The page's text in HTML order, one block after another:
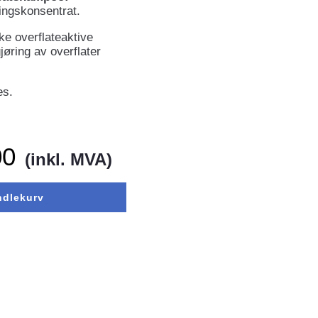
overflateaktive
av overflater
(inkl. MVA)